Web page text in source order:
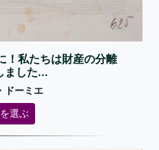
！私たちは財産の分離
ました...
ドーミエ
選ぶ